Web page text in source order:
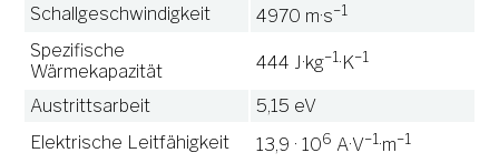
Schallgeschwindigkeit 4970 m·s−1
Spezifische
Wärmekapazität
444 J·kg−1·K−1
Austrittsarbeit
5,15 eV
Elektrische Leitfähigkeit
13,9 · 106 A·V−1·m−1